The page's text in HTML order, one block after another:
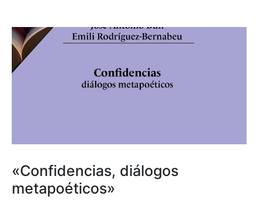
«Confidencias, diálogos
metapoéticos»